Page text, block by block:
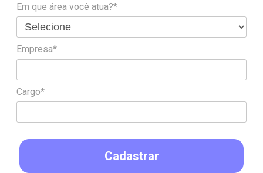
Em que área você atua?*
Empresa*
Cargo*
Cadastrar